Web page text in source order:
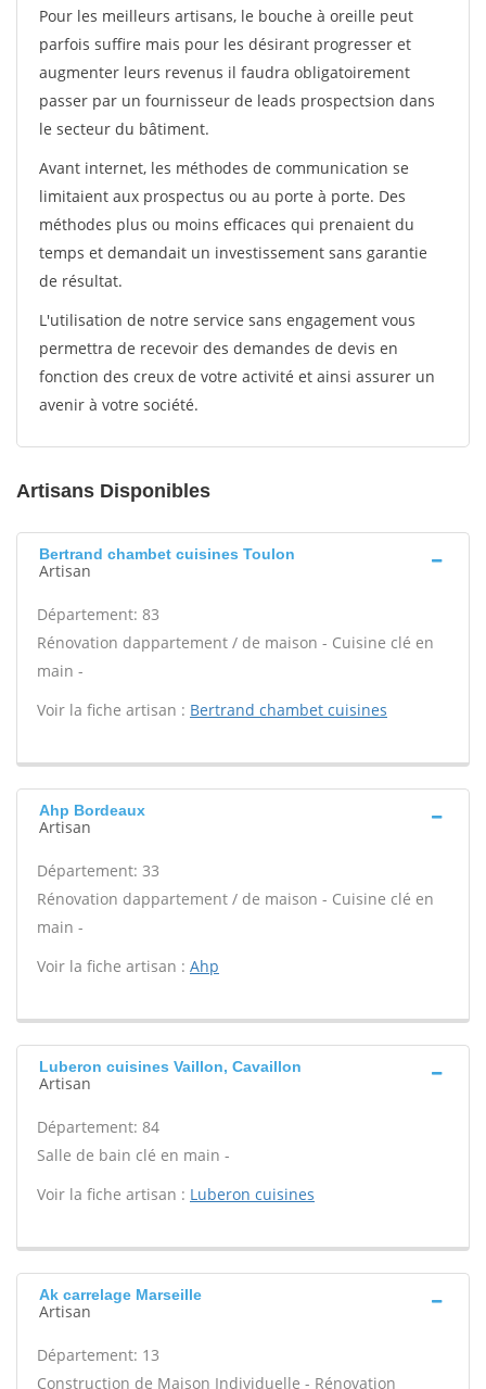
Pour les meilleurs artisans, le bouche à oreille peut
parfois suffire mais pour les désirant progresser et
augmenter leurs revenus il faudra obligatoirement
passer par un fournisseur de leads prospectsion dans
le secteur du bâtiment.
Avant internet, les méthodes de communication se
limitaient aux prospectus ou au porte à porte. Des
méthodes plus ou moins efficaces qui prenaient du
temps et demandait un investissement sans garantie
de résultat.
L'utilisation de notre service sans engagement vous
permettra de recevoir des demandes de devis en
fonction des creux de votre activité et ainsi assurer un
avenir à votre société.
Artisans Disponibles
Bertrand chambet cuisines Toulon
Artisan
Département: 83
Rénovation dappartement / de maison - Cuisine clé en
main -
Voir la fiche artisan : Bertrand chambet cuisines
Ahp Bordeaux
Artisan
Département: 33
Rénovation dappartement / de maison - Cuisine clé en
main -
Voir la fiche artisan : Ahp
Luberon cuisines Vaillon, Cavaillon
Artisan
Département: 84
Salle de bain clé en main -
Voir la fiche artisan : Luberon cuisines
Ak carrelage Marseille
Artisan
Département: 13
Construction de Maison Individuelle - Rénovation